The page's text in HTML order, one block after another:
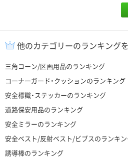
他のカテゴリーのランキング
三角コーン/区画用品のランキング
コーナーガード・クッションのランキング
安全標識・ステッカーのランキング
道路保安用品のランキング
安全ミラーのランキング
安全ベスト/反射ベスト/ビブスのランキ
誘導棒のランキング